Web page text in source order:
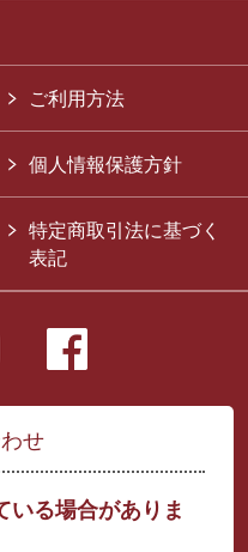
ご利用方法
個人情報保護方針
特定商取引法に基づく
表記
せ
いる場合がありま